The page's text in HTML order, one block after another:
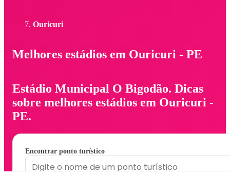
Ouricuri
Melhores estádios em Ouricuri - PE
Estádio Municipal O Bigodão. Dicas
sobre melhores estádios em Ouricuri -
PE.
Encontrar ponto turístico